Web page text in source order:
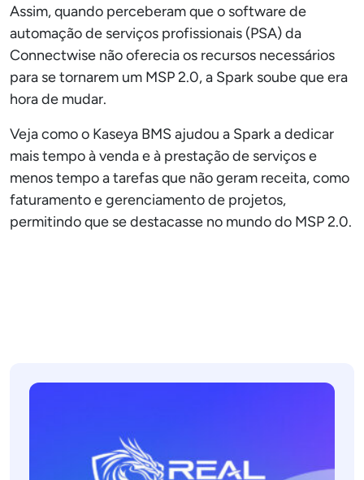
Assim, quando perceberam que o software de
automação de serviços profissionais (PSA) da
Connectwise não oferecia os recursos necessários
para se tornarem um MSP 2.0, a Spark soube que era
hora de mudar.
Veja como o Kaseya BMS ajudou a Spark a dedicar
mais tempo à venda e à prestação de serviços e
menos tempo a tarefas que não geram receita, como
faturamento e gerenciamento de projetos,
permitindo que se destacasse no mundo do MSP 2.0.